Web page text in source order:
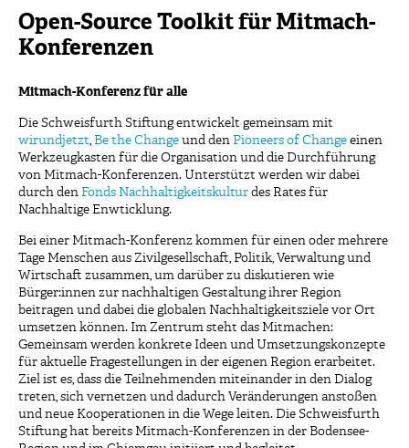
Open-Source Toolkit für Mitmach-
Konferenzen
Mitmach-Konferenz für alle
Die Schweisfurth Stiftung entwickelt gemeinsam mit
wirundjetzt, Be the Change und den Pioneers of Change einen
Werkzeugkasten für die Organisation und die Durchführung
von Mitmach-Konferenzen. Unterstützt werden wir dabei
durch den Fonds Nachhaltigkeitskultur des Rates für
Nachhaltige Enwticklung.
Bei einer Mitmach-Konferenz kommen für einen oder mehrere
Tage Menschen aus Zivilgesellschaft, Politik, Verwaltung und
Wirtschaft zusammen, um darüber zu diskutieren wie
Bürger:innen zur nachhaltigen Gestaltung ihrer Region
beitragen und dabei die globalen Nachhaltigkeitsziele vor Ort
umsetzen können. Im Zentrum steht das Mitmachen:
Gemeinsam werden konkrete Ideen und Umsetzungskonzepte
für aktuelle Fragestellungen in der eigenen Region erarbeitet.
Ziel ist es, dass die Teilnehmenden miteinander in den Dialog
treten, sich vernetzen und dadurch Veränderungen anstoßen
und neue Kooperationen in die Wege leiten. Die Schweisfurth
Stiftung hat bereits Mitmach-Konferenzen in der Bodensee-